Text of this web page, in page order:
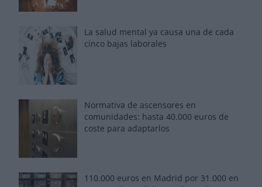
La salud mental ya causa una de cada
cinco bajas laborales
Normativa de ascensores en
comunidades: hasta 40.000 euros de
coste para adaptarlos
110.000 euros en Madrid por 31.000 en